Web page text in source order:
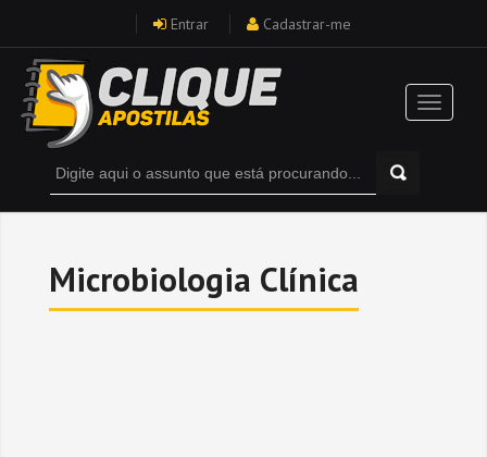
Entrar Cadastrar-me
Microbiologia Clínica